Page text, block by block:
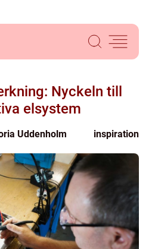
Nyckeln till
elsystem
Uddenholm inspiration